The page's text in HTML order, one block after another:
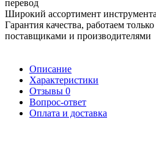
перевод
Широкий ассортимент
Гарантия качества, работаем
поставщиками и производителями
Описание
Характеристики
Отзывы 0
Вопрос-ответ
Оплата и доставка